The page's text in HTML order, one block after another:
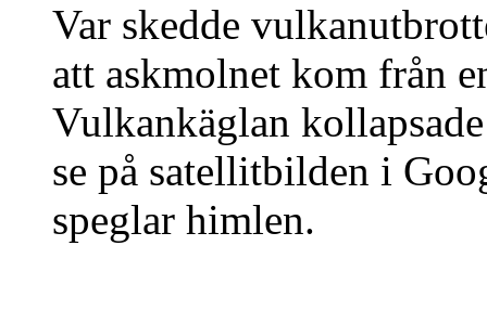
Var skedde
att askmolnet kom från
Vulkankäglan
se på satellitbilden i
speglar himlen.